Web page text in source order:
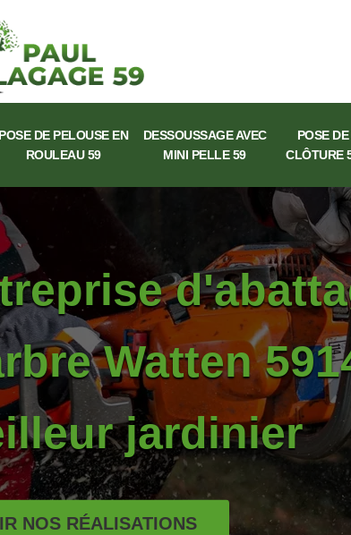
POSE DE PELOUSE EN
ROULEAU 59
DESSOUSSAGE AVEC
MINI PELLE 59
POSE DE
CLÔTURE
Watten
jardinier
NOS RÉALISATIONS